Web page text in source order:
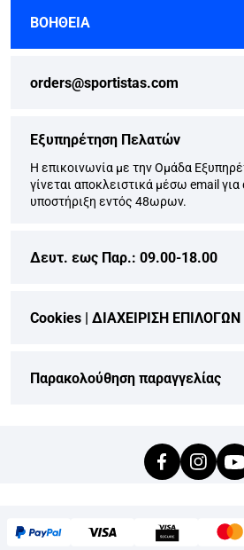
ΒΟΗΘΕΙΑ
orders@sportistas.com
Εξυπηρέτηση Πελατών
Η επικοινωνία με την Ομάδα
γίνεται αποκλειστικά μέσω email για
υποστήριξη εντός 48ωρων.
Δευτ. εως Παρ.: 09.00-18.00
Cookies | ΔΙΑΧΕΙΡΙΣΗ ΕΠΙΛΟΓΩΝ
Παρακολούθηση παραγγελίας